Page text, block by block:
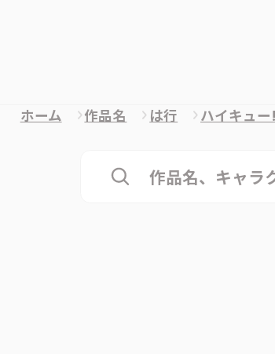
ホーム 作品名 は行 ハイキュ